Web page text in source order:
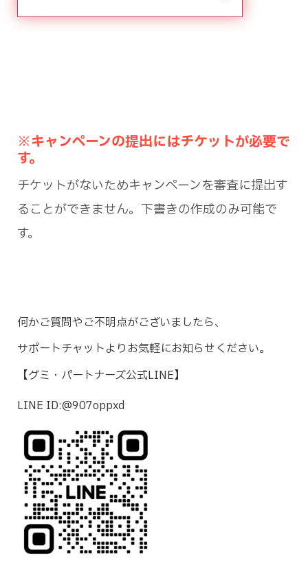
※キャンペーンの提出にはチケットが必要で
す。
チケットがないためキャンペーンを審査に提出す
ることができません。下書きの作成のみ可能で
す。
何かご質問やご不明点がございましたら、
サポートチャットよりお気軽にお知らせください。
【グミ・パートナーズ公式LINE】
LINE ID:@907oppxd